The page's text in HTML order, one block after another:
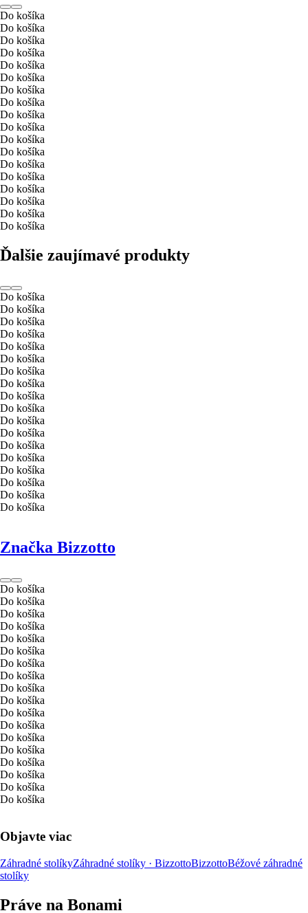
Do košíka
Do košíka
Do košíka
Do košíka
Do košíka
Do košíka
Do košíka
Do košíka
Do košíka
Do košíka
Do košíka
Do košíka
Do košíka
Do košíka
Do košíka
Do košíka
Do košíka
Do košíka
Ďalšie zaujímavé produkty
Do košíka
Do košíka
Do košíka
Do košíka
Do košíka
Do košíka
Do košíka
Do košíka
Do košíka
Do košíka
Do košíka
Do košíka
Do košíka
Do košíka
Do košíka
Do košíka
Do košíka
Do košíka
Značka Bizzotto
Do košíka
Do košíka
Do košíka
Do košíka
Do košíka
Do košíka
Do košíka
Do košíka
Do košíka
Do košíka
Do košíka
Do košíka
Do košíka
Do košíka
Do košíka
Do košíka
Do košíka
Do košíka
Objavte viac
Záhradné stolíkyZáhradné stolíky · BizzottoBizzottoBéžové záhradné
stolíky
Práve na Bonami